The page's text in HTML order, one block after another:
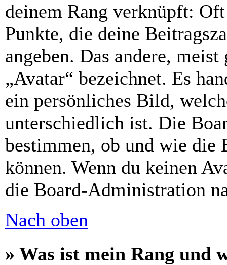
deinem Rang verknüpft:
Punkte, die deine
angeben. Das andere,
„Avatar“ bezeichnet. Es
ein persönliches Bild,
unterschiedlich ist. Die
bestimmen, ob und wie die
können. Wenn du keinen
die Board-Administration
Nach oben
» Was ist mein Rang und